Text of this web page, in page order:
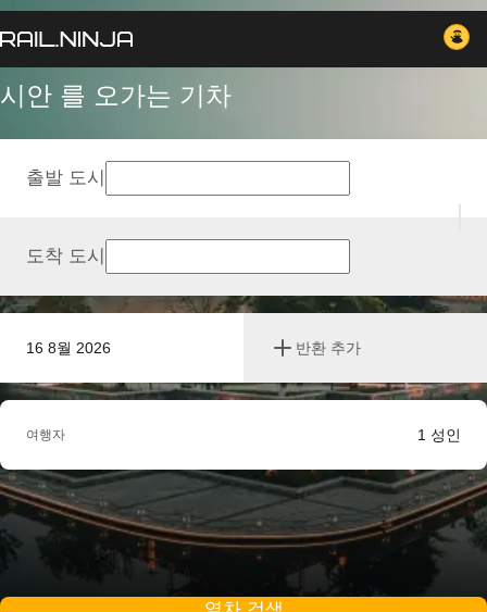
시안 를 오가는 기차
16 8월 2026 반환 추가
출발 도시
도착 도시
여행자 1 성인